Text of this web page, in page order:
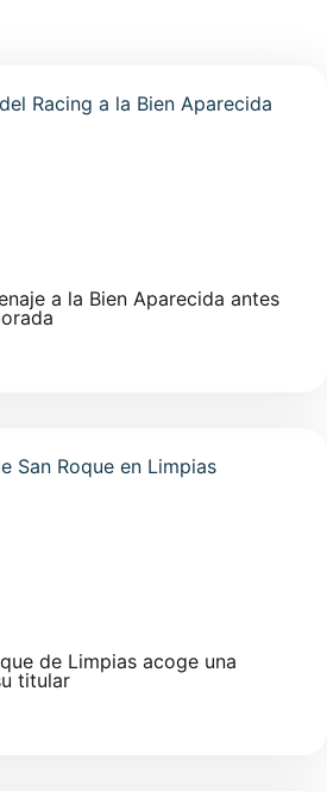
a la Bien Aparecida antes
de Limpias acoge una
titular